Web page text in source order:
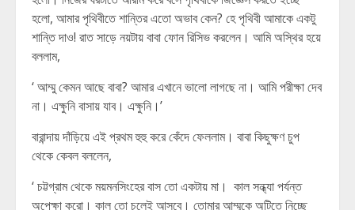
হলো, আমার পৃথিবীতে শান্তির এতো অভাব কেন? হে পৃথিবী আমাকে একটু
শান্তি দাও! রাত সাড়ে নয়টায় বাবা ফোন রিসিভ করলেন। আমি অস্থির হয়ে
বললাম,
‘ আম্মু কেমন আছে বাবা? আমার এখানে ভালো লাগছে না। আমি পরীক্ষা দেব
না। এক্ষুনি বাসায় যাব। এক্ষুনি।’
বারান্দায় দাঁড়িয়ে এই প্রথম হুহু করে কেঁদে ফেললাম। বাবা কিছুক্ষণ চুপ
থেকে কেবল বললেন,
‘ চট্টগ্রাম থেকে ময়মনসিংহের বাস তো একটায় মা। কাল সন্ধ্যা পর্যন্ত
অপেক্ষা করো। কাল তো চলেই আসবে। তোমার আম্মুকে অটিতে নিচ্ছে